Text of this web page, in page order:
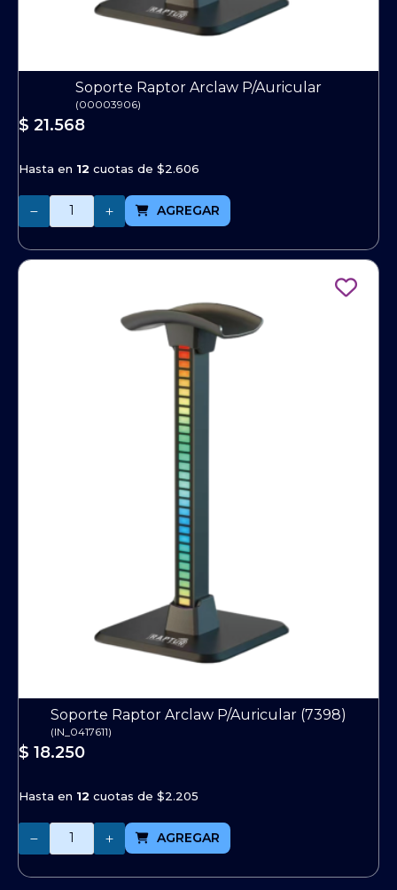
Soporte Raptor Arclaw P/Auricular
(00003906)
$ 21.568
Hasta en 12 cuotas de $2.606
AGREGAR
Soporte Raptor Arclaw P/Auricular (7398)
(IN_0417611)
$ 18.250
Hasta en 12 cuotas de $2.205
AGREGAR